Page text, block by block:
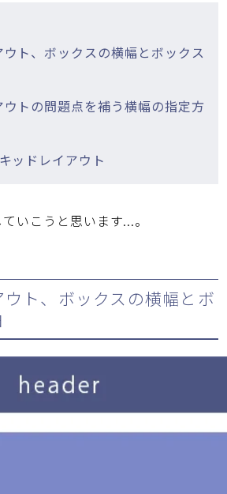
ウト、ボックスの横幅とボックス
ウトの問題点を補う横幅の指定方
ッドレイアウト
いこうと思います...。
ウト、ボックスの横幅とボ